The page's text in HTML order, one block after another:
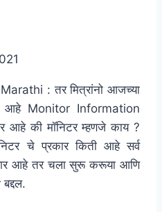
: तर मित्रांनो आजच्या
आहे Monitor Information
आहे की मॉनिटर म्हणजे काय ?
चे प्रकार किती आहे सर्व
आहे तर चला सुरू करूया आणि